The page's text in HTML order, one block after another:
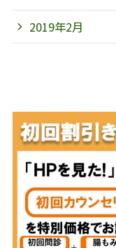
2019年2月